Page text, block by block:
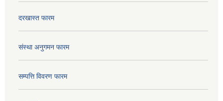
दरखास्त फारम
संस्था अनुगमन फारम
सम्पत्ति विवरण फारम